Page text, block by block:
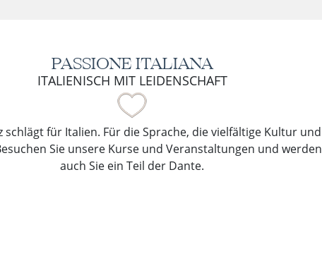
PASSIONE ITALIANA
ITALIENISCH MIT LEIDENSCHAFT
schlägt für Italien. Für die Sprache, die vielfältige Kultur und
Sie unsere Kurse und Veranstaltungen und werden
auch Sie ein Teil der Dante.